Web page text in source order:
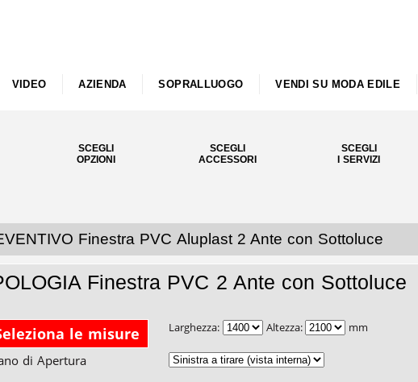
VIDEO AZIENDA SOPRALLUOGO VENDI SU MODA EDILE
SCEGLI
OPZIONI
SCEGLI
ACCESSORI
SCEGLI
I SERVIZI
Finestra PVC Aluplast 2 Ante con Sottoluce
Finestra PVC 2 Ante con Sottoluce
le misure Larghezza: Altezza: mm
di Apertura